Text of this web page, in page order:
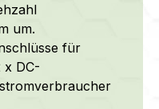
um.
für
x DC-